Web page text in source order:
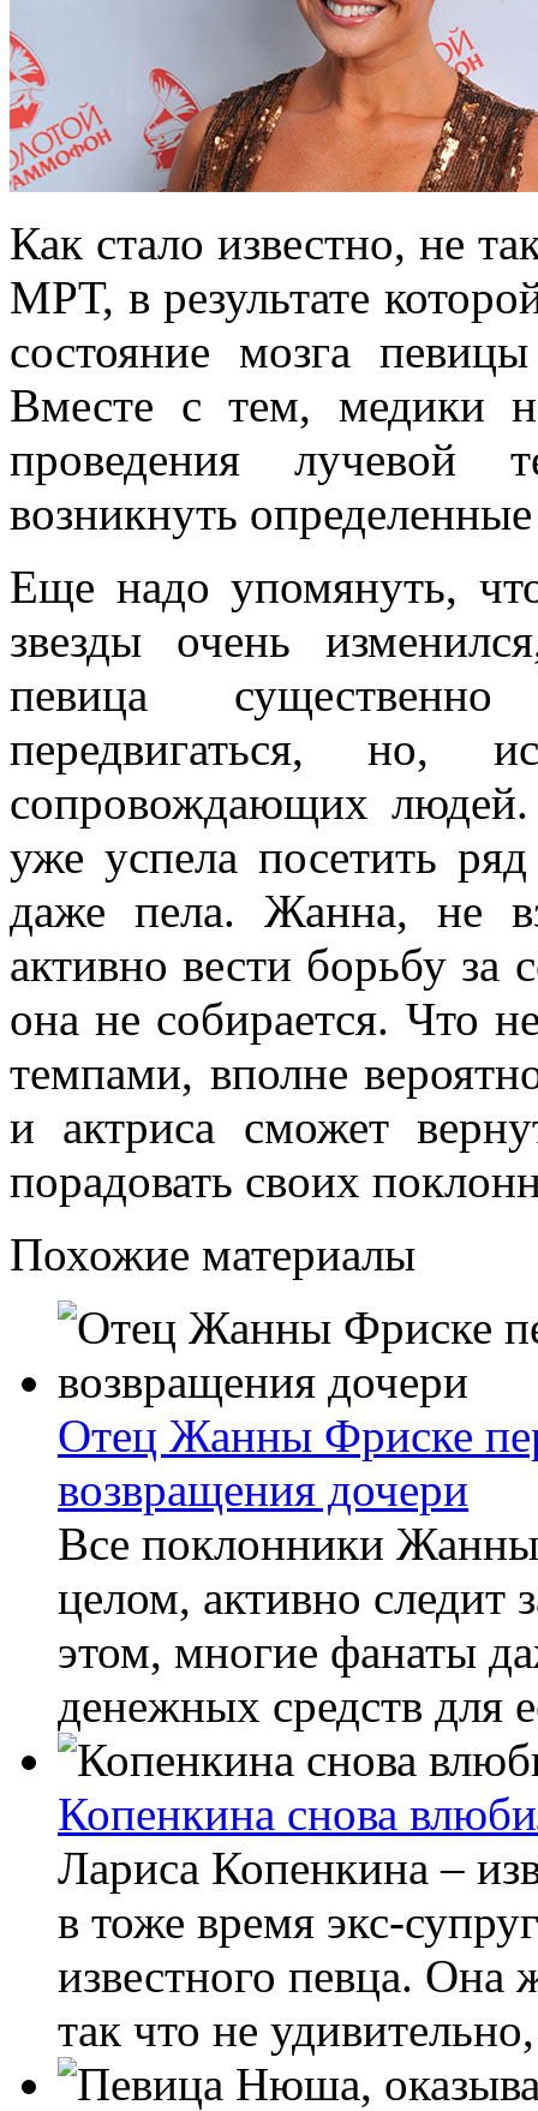
Как стало известно, не
МРТ, в результате
состояние мозга
Вместе с тем, медики
проведения
возникнуть
Еще надо упомянуть,
звезды очень
певица
передвигаться, но,
сопровождающих
уже успела посетить
даже пела. Жанна, не
активно вести борьбу за
она не собирается. Что
темпами, вполне
и актриса сможет
порадовать своих
Похожие материалы
Отец Жанны Фриске
возвращения дочери
Все поклонники Жанны
целом, активно следит
этом, многие фанаты
денежных средств для
Копенкина снова
Лариса Копенкина –
в тоже время экс-
известного певца. Она
так что не